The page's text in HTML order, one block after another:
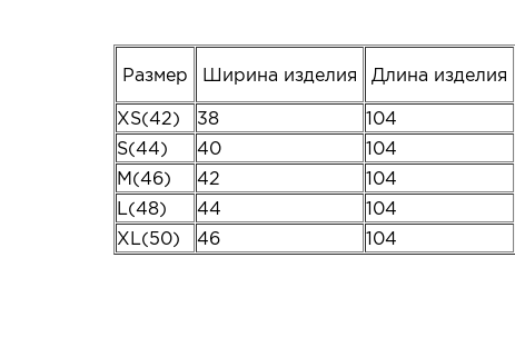
Размер Ширина изделия Длина изделия
XS(42)
38 104
S(44)
40 104
M(46)
42 104
L(48)
44 104
XL(50)
46 104